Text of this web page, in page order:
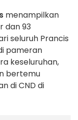
menampilkan
dan 93
seluruh Prancis
pameran
keseluruhan,
bertemu
di CND di